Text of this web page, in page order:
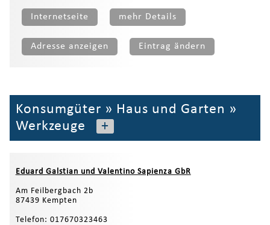
Internetseite mehr Details
Adresse anzeigen Eintrag ändern
Konsumgüter » Haus und Garten »
Werkzeuge
+
Eduard Galstian und Valentino Sapienza GbR
Am Feilbergbach 2b
87439 Kempten
Telefon: 017670323463